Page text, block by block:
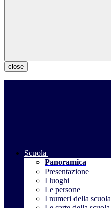
close
Scuola
Panoramica
Presentazione
I luoghi
Le persone
I numeri della scuola